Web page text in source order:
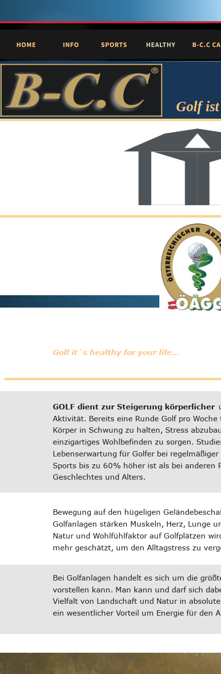
Golf
Bei Golfanlagen handelt es sich um die
vorstellen kann. Man kann und darf sich
Vielfalt von Landschaft und Natur in
ein wesentlicher Vorteil um Energie für den
Golf it´s healthy for your life…
GOLF dient zur Steigerung körperlicher
Aktivität. Bereits eine Runde Golf pro
Körper in Schwung zu halten, Stress
einzigartiges Wohlbefinden zu sorgen.
Lebenserwartung für Golfer bei
Sports bis zu 60% höher ist als bei anderen
Geschlechtes und Alters.
Bewegung auf den hügeligen
Golfanlagen stärken Muskeln, Herz, Lunge
Natur und Wohlfühlfaktor auf Golfplätzen
mehr geschätzt, um den Alltagstress zu